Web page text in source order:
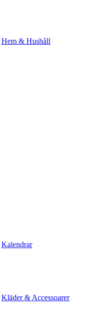
Hem & Hushåll
Kalendrar
Kläder & Accessoarer